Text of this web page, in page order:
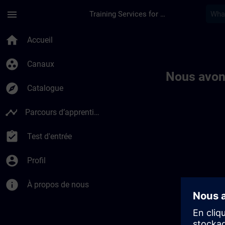
menu Training Services for Digital Industries
home Accueil
group_work Canaux
explore Catalogue
timeline Parcours d’apprentissage
assignment_turned_in Test d'entrée
account_circle Profil
info À propos de nous
Nous